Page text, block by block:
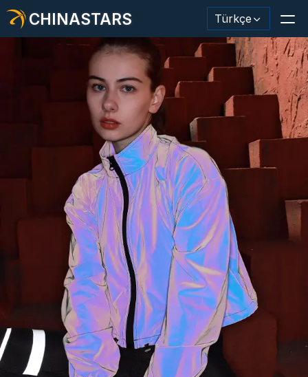
CHINASTARS Türkçe
Yansıtıcı Malzeme / Bant
Moda Yansıtıcı Kumaş
Güvenlik Kıyafetleri
Karanlıkta Parlayan Malzeme
Endüstriyel Yıkama Trimi
CHINASTARS Hakkında
Yeni ürün
Katalog